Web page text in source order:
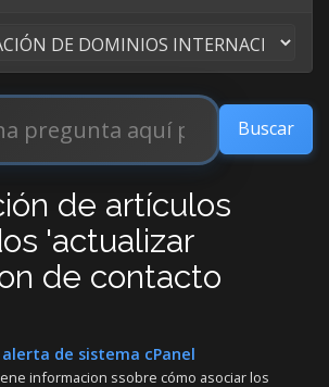
de artículos
'actualizar
de contacto
de sistema cPanel
informacion ssobre cómo asociar los